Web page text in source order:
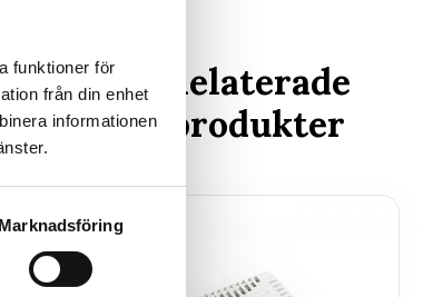
funktioner för
från din enhet
informationen
Marknadsföring
Relaterade
produkter